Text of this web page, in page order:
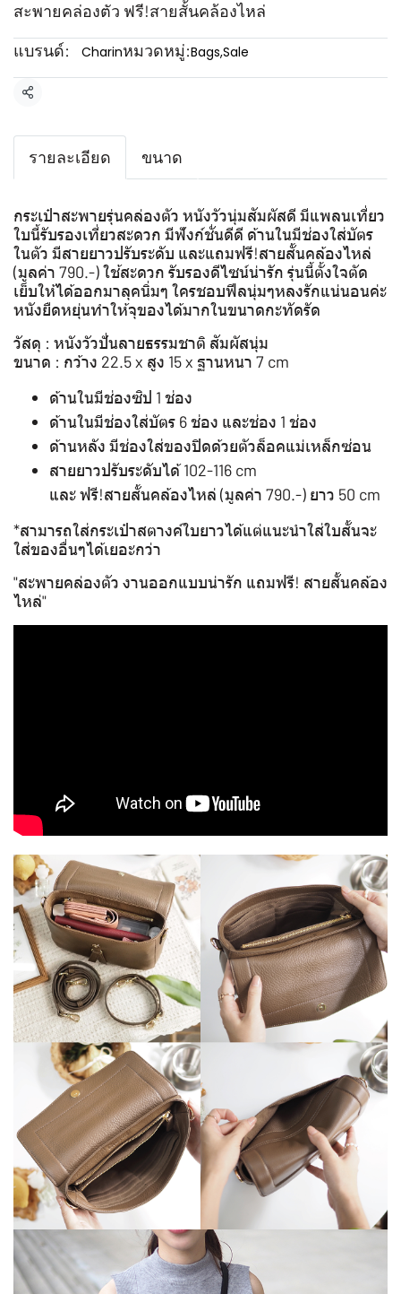
สะพายคล่องตัว ฟรี!สายสั้นคล้องไหล่
แบรนด์:
Charinหมวดหมู่:Bags,Sale
แชร์
รายละเอียด ขนาด
กระเป๋าสะพายรุ่นคล่องตัว หนังวัวนุ่มสัมผัสดี มีแพลนเที่ยว
ใบนี้รับรองเที่ยวสะดวก มีฟังก์ชั่นดีดี ด้านในมีช่องใส่บัตร
ในตัว มีสายยาวปรับระดับ และแถมฟรี!สายสั้นคล้องไหล่
(มูลค่า 790.-) ใช้สะดวก รับรองดีไซน์น่ารัก รุ่นนี้ตั้งใจตัด
เย็บให้ได้ออกมาลุคนิ่มๆ ใครชอบฟีลนุ่มๆหลงรักแน่นอนค่ะ
หนังยืดหยุ่นทำให้จุของได้มากในขนาดกะทัดรัด
วัสดุ : หนังวัวปั่นลายธรรมชาติ สัมผัสนุ่ม
ขนาด : กว้าง 22.5 x สูง 15 x ฐานหนา 7 cm
ด้านในมีช่องซิป 1 ช่อง
ด้านในมีช่องใส่บัตร 6 ช่อง และช่อง 1 ช่อง
ด้านหลัง มีช่องใส่ของปิดด้วยตัวล็อคแม่เหล็กซ่อน
สายยาวปรับระดับได้ 102-116 cm
และ ฟรี!สายสั้นคล้องไหล่ (มูลค่า 790.-) ยาว 50 cm
*สามารถใส่กระเป๋าสตางค์ใบยาวได้แต่แนะนำใส่ใบสั้นจะ
ใส่ของอื่นๆได้เยอะกว่า
"สะพายคล่องตัว งานออกแบบน่ารัก แถมฟรี! สายสั้นคล้อง
ไหล่"